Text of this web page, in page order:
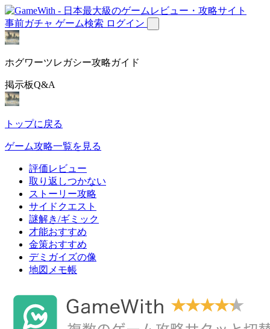
事前ガチャ ゲーム検索 ログイン
ホグワーツレガシー攻略ガイド
掲示板Q&A
トップに戻る
ゲーム攻略一覧を見る
評価レビュー
取り返しつかない
ストーリー攻略
サイドクエスト
謎解き/ギミック
才能おすすめ
金策おすすめ
デミガイズの像
地図メモ帳